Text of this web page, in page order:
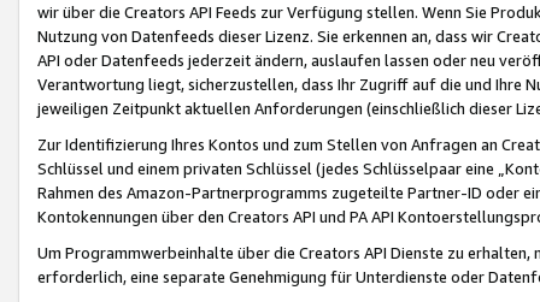
wir über die Creators API Feeds zur Verfügung stellen. Wenn Sie
Nutzung von Datenfeeds dieser Lizenz. Sie erkennen an, dass wir
API oder Datenfeeds jederzeit ändern, auslaufen lassen oder neu
Verantwortung liegt, sicherzustellen, dass Ihr Zugriff auf die und Ihre
jeweiligen Zeitpunkt aktuellen Anforderungen (einschließlich dieser
Zur Identifizierung Ihres Kontos und zum Stellen von Anfragen an
Schlüssel und einem privaten Schlüssel (jedes Schlüsselpaar eine
Rahmen des Amazon-Partnerprogramms zugeteilte Partner-ID oder
Kontokennungen über den Creators API und PA API
Um Programmwerbeinhalte über die Creators API Dienste zu
erforderlich, eine separate Genehmigung für Unterdienste oder